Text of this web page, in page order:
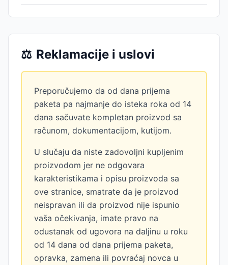
⚖️ Reklamacije i uslovi
Preporučujemo da od dana prijema
paketa pa najmanje do isteka roka od 14
dana sačuvate kompletan proizvod sa
računom, dokumentacijom, kutijom.
U slučaju da niste zadovoljni kupljenim
proizvodom jer ne odgovara
karakteristikama i opisu proizvoda sa
ove stranice, smatrate da je proizvod
neispravan ili da proizvod nije ispunio
vaša očekivanja, imate pravo na
odustanak od ugovora na daljinu u roku
od 14 dana od dana prijema paketa,
opravka, zamena ili povraćaj novca u